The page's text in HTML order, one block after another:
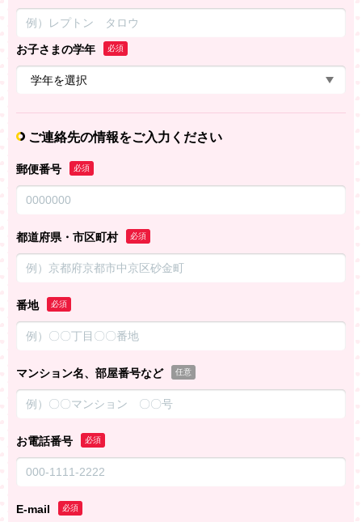
お子さまの学年 必須
ご連絡先の情報をご入力ください
郵便番号 必須
都道府県・市区町村 必須
番地 必須
マンション名、部屋番号など 任意
お電話番号 必須
E-mail 必須